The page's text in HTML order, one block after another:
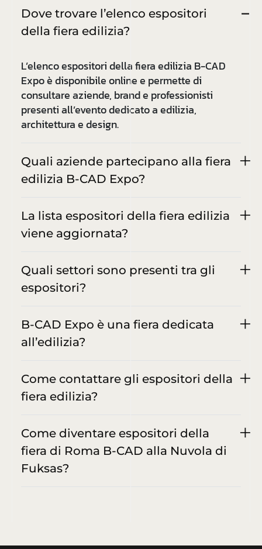
Dove trovare l’elenco espositori
della fiera edilizia?
L’elenco espositori della fiera edilizia B-CAD
Expo è disponibile online e permette di
consultare aziende, brand e professionisti
presenti all’evento dedicato a edilizia,
architettura e design.
Quali aziende partecipano alla fiera
edilizia B-CAD Expo?
La lista espositori della fiera edilizia
viene aggiornata?
Quali settori sono presenti tra gli
espositori?
B-CAD Expo è una fiera dedicata
all’edilizia?
Come contattare gli espositori della
fiera edilizia?
Come diventare espositori della
fiera di Roma B-CAD alla Nuvola di
Fuksas?